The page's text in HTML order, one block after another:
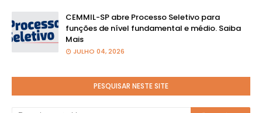
CEMMIL-SP abre Processo Seletivo para
funções de nível fundamental e médio. Saiba
Mais
JULHO 04, 2026
PESQUISAR NESTE SITE